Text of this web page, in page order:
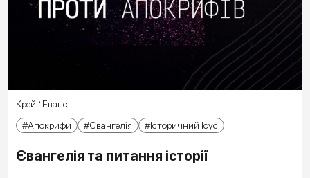
Крейґ Еванс
Апокрифи
Євангелія Історичний Ісус
Євангелія та питання історії